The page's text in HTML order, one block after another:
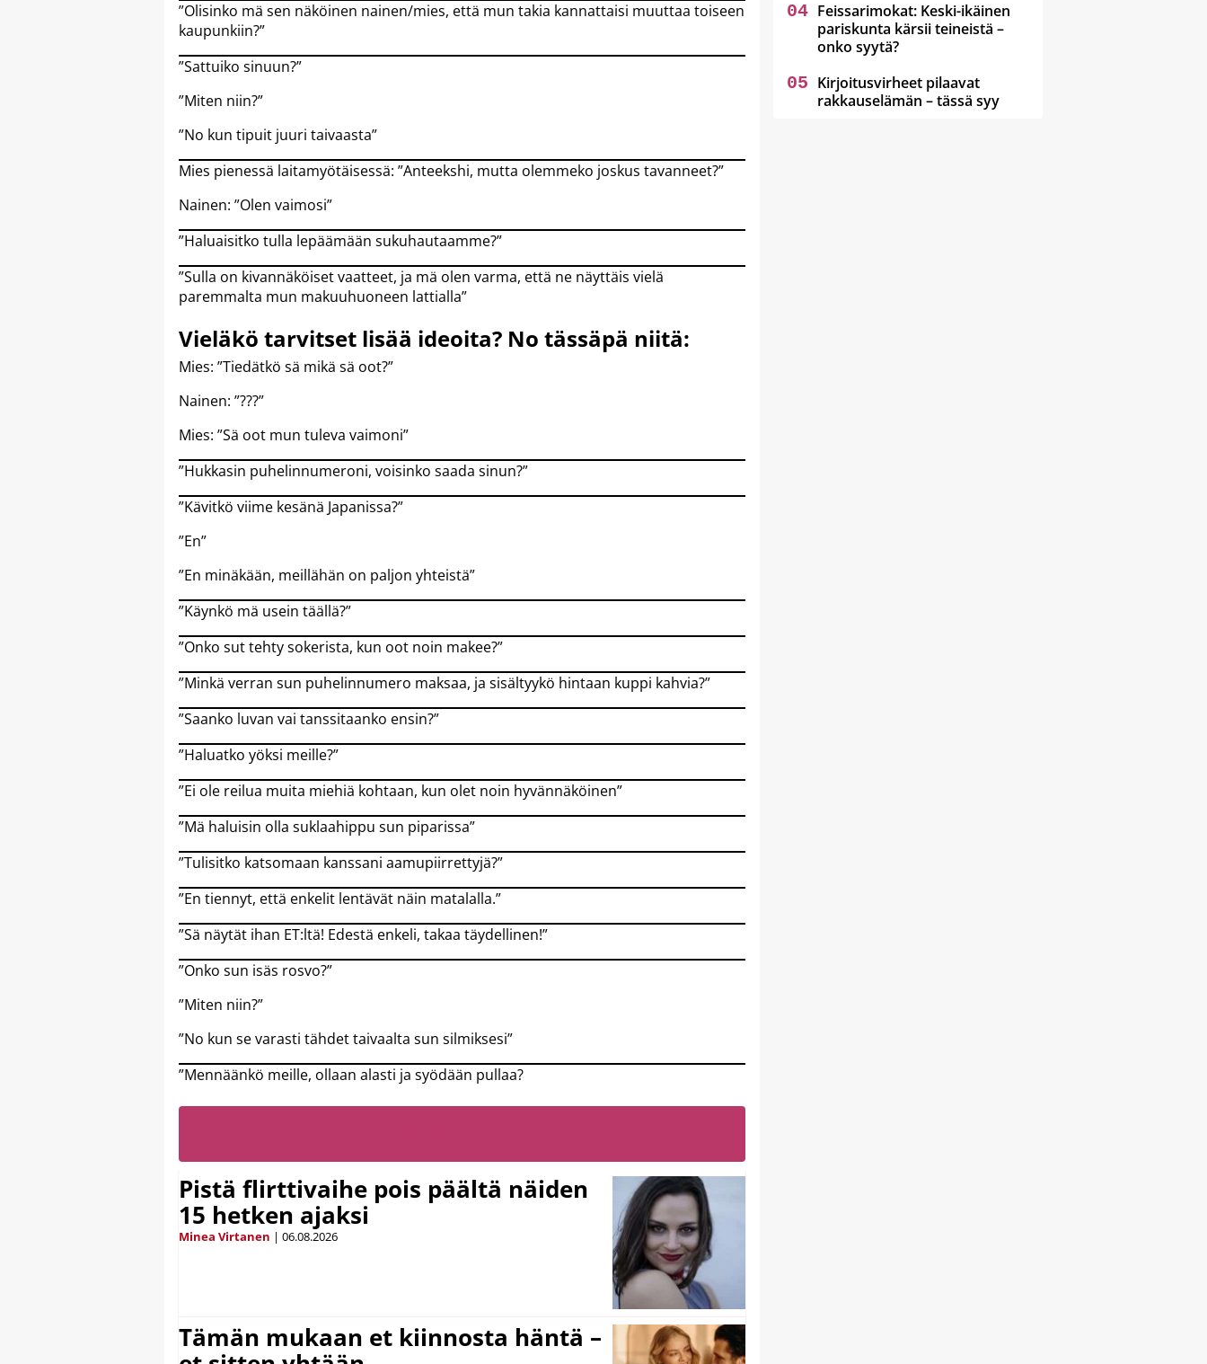
”Olisinko mä sen näköinen nainen/mies, että mun takia kannattaisi muuttaa toiseen
kaupunkiin?”
”Sattuiko sinuun?”
”Miten niin?”
”No kun tipuit juuri taivaasta”
Mies pienessä laitamyötäisessä: ”Anteekshi, mutta olemmeko joskus tavanneet?”
Nainen: ”Olen vaimosi”
”Haluaisitko tulla lepäämään sukuhautaamme?”
”Sulla on kivannäköiset vaatteet, ja mä olen varma, että ne näyttäis vielä
paremmalta mun makuuhuoneen lattialla”
Vieläkö tarvitset lisää ideoita? No tässäpä niitä:
Mies: ”Tiedätkö sä mikä sä oot?”
Nainen: ”???”
Mies: ”Sä oot mun tuleva vaimoni”
”Hukkasin puhelinnumeroni, voisinko saada sinun?”
”Kävitkö viime kesänä Japanissa?”
”En”
”En minäkään, meillähän on paljon yhteistä”
”Käynkö mä usein täällä?”
”Onko sut tehty sokerista, kun oot noin makee?”
”Minkä verran sun puhelinnumero maksaa, ja sisältyykö hintaan kuppi kahvia?”
”Saanko luvan vai tanssitaanko ensin?”
”Haluatko yöksi meille?”
”Ei ole reilua muita miehiä kohtaan, kun olet noin hyvännäköinen”
”Mä haluisin olla suklaahippu sun piparissa”
”Tulisitko katsomaan kanssani aamupiirrettyjä?”
”En tiennyt, että enkelit lentävät näin matalalla.”
”Sä näytät ihan ET:ltä! Edestä enkeli, takaa täydellinen!”
”Onko sun isäs rosvo?”
”Miten niin?”
”No kun se varasti tähdet taivaalta sun silmiksesi”
”Mennäänkö meille, ollaan alasti ja syödään pullaa?
Pistä flirttivaihe pois päältä näiden
15 hetken ajaksi
Minea Virtanen | 06.08.2026
Tämän mukaan et kiinnosta häntä –
Feissarimokat: Keski-ikäinen
pariskunta kärsii teineistä –
onko syytä?
Kirjoitusvirheet pilaavat
rakkauselämän – tässä syy